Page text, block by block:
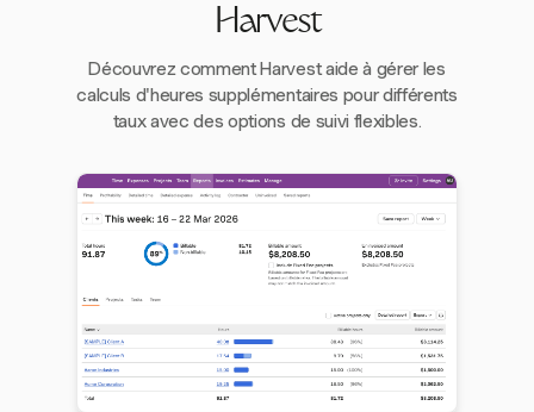
Harvest
Découvrez comment Harvest aide à gérer les
calculs d'heures supplémentaires pour différents
taux avec des options de suivi flexibles.